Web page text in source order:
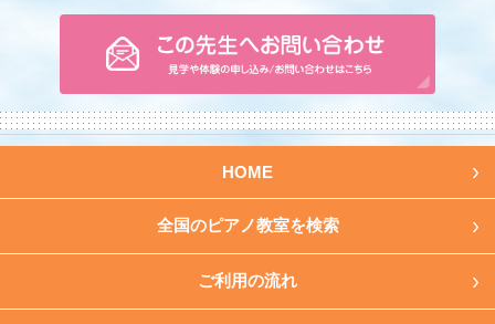
HOME
全国のピアノ教室を検索
ご利用の流れ